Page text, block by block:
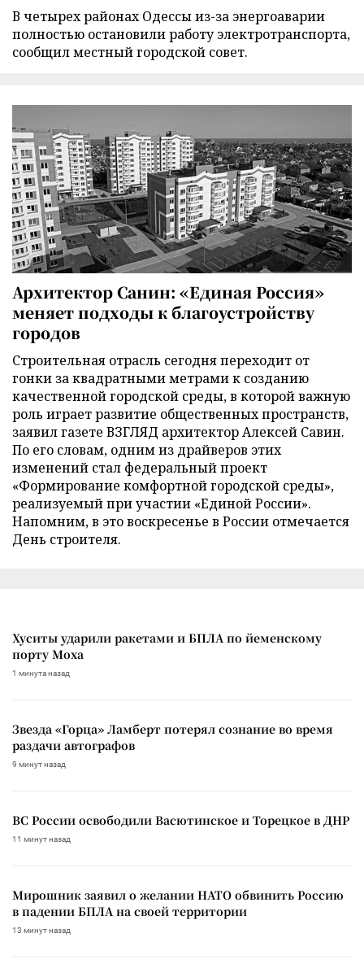
В четырех районах Одессы из-за энергоаварии
полностью остановили работу электротранспорта,
сообщил местный городской совет.
Архитектор Санин: «Единая Россия»
меняет подходы к благоустройству
городов
Строительная отрасль сегодня переходит от
гонки за квадратными метрами к созданию
качественной городской среды, в которой важную
роль играет развитие общественных пространств,
заявил газете ВЗГЛЯД архитектор Алексей Савин.
По его словам, одним из драйверов этих
изменений стал федеральный проект
«Формирование комфортной городской среды»,
реализуемый при участии «Единой России».
Напомним, в это воскресенье в России отмечается
День строителя.
Хуситы ударили ракетами и БПЛА по йеменскому
порту Моха
1 минута назад
Звезда «Горца» Ламберт потерял сознание во время
раздачи автографов
9 минут назад
ВС России освободили Васютинское и Торецкое в ДНР
11 минут назад
Мирошник заявил о желании НАТО обвинить Россию
в падении БПЛА на своей территории
13 минут назад